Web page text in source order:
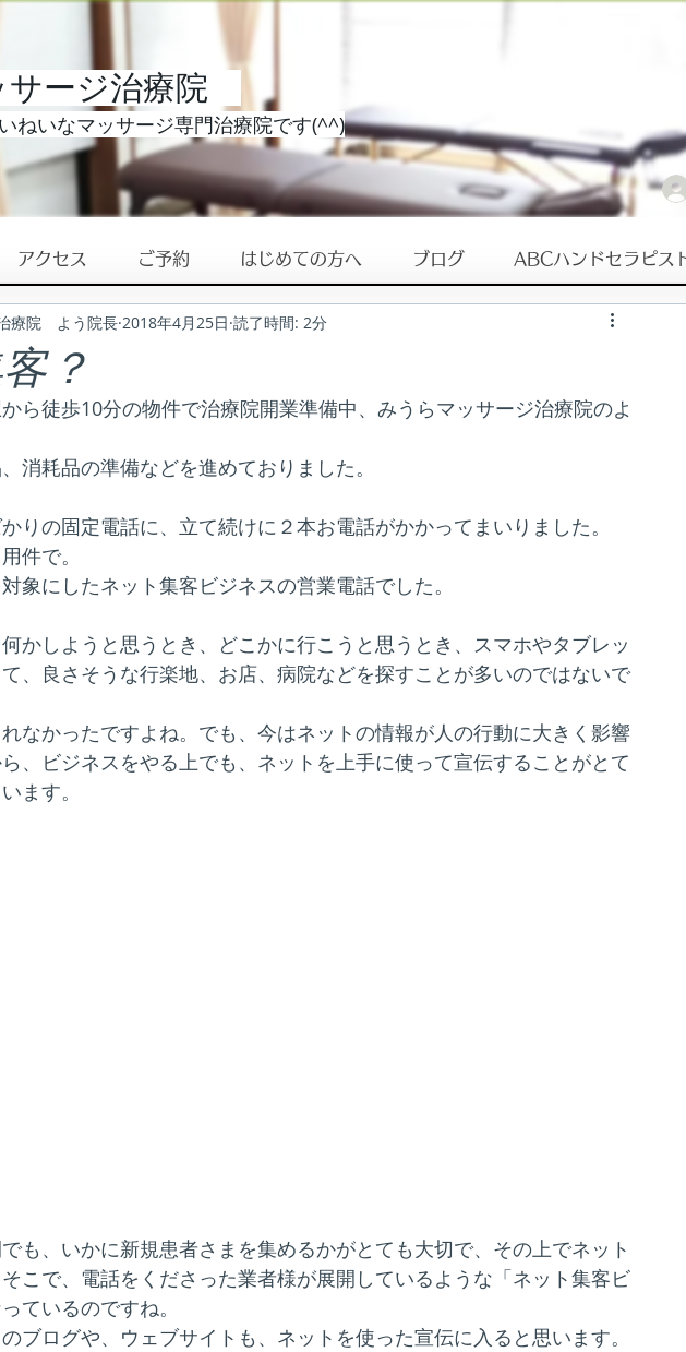
サージ治療院
ねいなマッサージ専門治療院です(^^)
アクセス ご予約 はじめての方へ ブログ ABCハンドセラピス
？
療院 よう院長 2018年4月25日 読了時間: 2分
ら徒歩10分の物件で治療院開業準備中、みうらマッサージ治療院のよ
消耗品の準備などを進めておりました。
りの固定電話に、立て続けに２本お電話がかかってまいりました。
件で。
象にしたネット集客ビジネスの営業電話でした。
かしようと思うとき、どこかに行こうと思うとき、スマホやタブレッ
、良さそうな行楽地、お店、病院などを探すことが多いのではないで
なかったですよね。でも、今はネットの情報が人の行動に大きく影響
、ビジネスをやる上でも、ネットを上手に使って宣伝することがとて
ます。
も、いかに新規患者さまを集めるかがとても大切で、その上でネット
こで、電話をくださった業者様が展開しているような「ネット集客ビ
ているのですね。
ブログや、ウェブサイトも、ネットを使った宣伝に入ると思います。